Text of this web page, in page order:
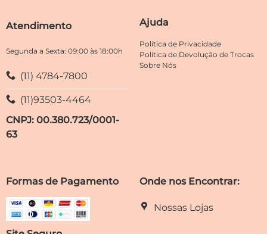
na
do
do
Atendimento
Segunda a Sexta: 09:00 às 18:00h
(11) 4784-7800
(11)93503-4464
CNPJ: 00.380.723/0001-
63
Ajuda
Política de Privacidade
Política de Devolução de Trocas
Sobre Nós
Formas de Pagamento Onde nos Encontrar:
Nossas Lojas